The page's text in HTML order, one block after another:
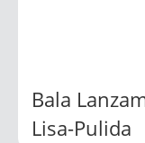
Bala
Lisa-Pulida